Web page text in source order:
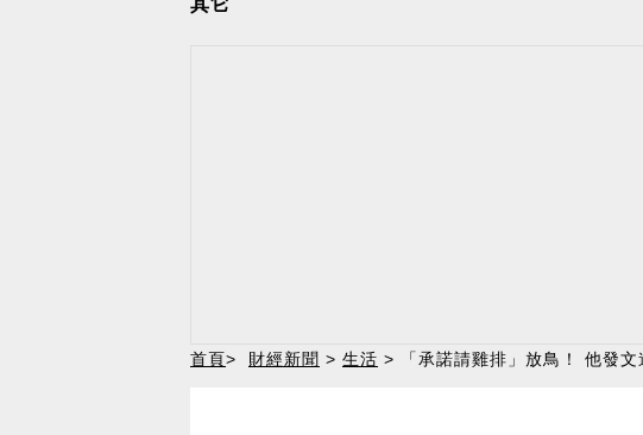
其它
首頁> 財經新聞 > 生活 > 「承諾請雞排」放鳥！ 他發文